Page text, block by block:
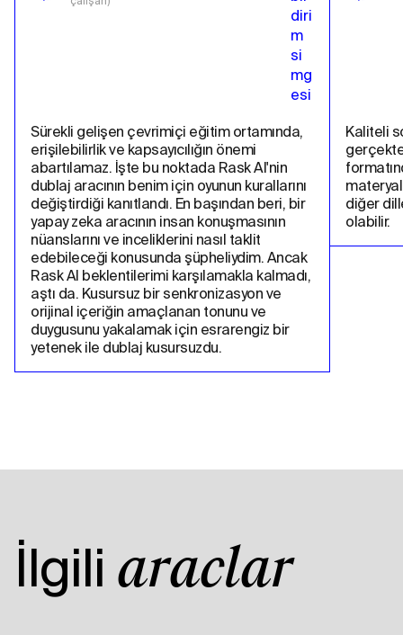
Sürekli gelişen çevrimiçi eğitim ortamında,
erişilebilirlik ve kapsayıcılığın önemi
abartılamaz. İşte bu noktada Rask AI'nin
dublaj aracının benim için oyunun kurallarını
değiştirdiği kanıtlandı. En başından beri, bir
yapay zeka aracının insan konuşmasının
nüanslarını ve inceliklerini nasıl taklit
edebileceği konusunda şüpheliydim. Ancak
Rask AI beklentilerimi karşılamakla kalmadı,
aştı da. Kusursuz bir senkronizasyon ve
orijinal içeriğin amaçlanan tonunu ve
duygusunu yakalamak için esrarengiz bir
yetenek ile dublaj kusursuzdu.
Kaliteli
diğer
olabilir.
İlgili araçlar